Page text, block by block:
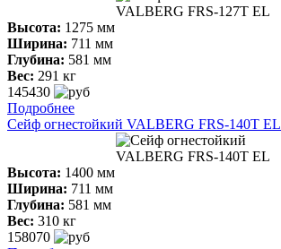
Высота: 1275 мм
Ширина: 711 мм
Глубина: 581 мм
Вес: 291 кг
145430
Подробнее
Сейф огнестойкий VALBERG FRS-140T ЕL
Высота: 1400 мм
Ширина: 711 мм
Глубина: 581 мм
Вес: 310 кг
158070